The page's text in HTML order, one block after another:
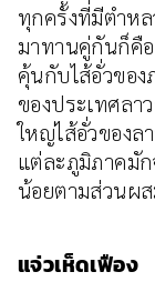
ทุกครั้งที่มีตำหล
มาทานคู่กันก็คื
คุ้นกับไส้อั่วของ
ของประเทศล
ใหญ่ไส้อั่วของ
แต่ละภูมิภาคมัก
น้อยตามส่วนผ
แจ่วเห็ดเฟือง